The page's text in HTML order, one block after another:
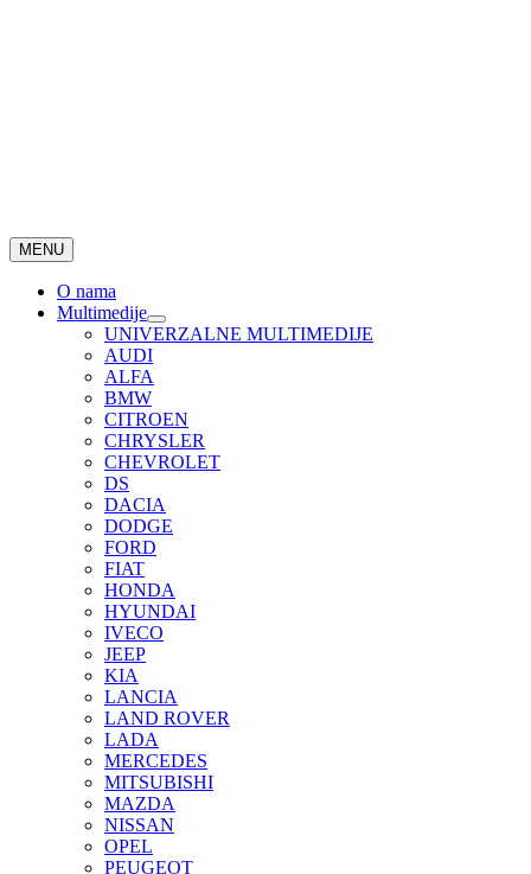
MENU
O nama
Multimedije
UNIVERZALNE MULTIMEDIJE
AUDI
ALFA
BMW
CITROEN
CHRYSLER
CHEVROLET
DS
DACIA
DODGE
FORD
FIAT
HONDA
HYUNDAI
IVECO
JEEP
KIA
LANCIA
LAND ROVER
LADA
MERCEDES
MITSUBISHI
MAZDA
NISSAN
OPEL
PEUGEOT